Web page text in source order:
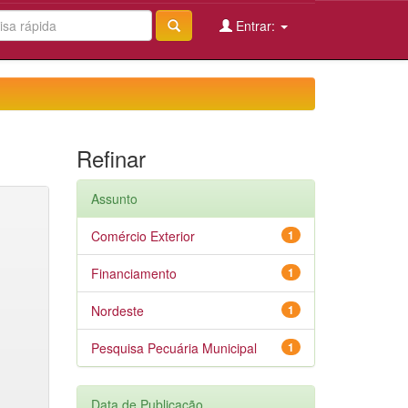
Entrar:
Refinar
Assunto
1
Comércio Exterior
1
Financiamento
1
Nordeste
1
Pesquisa Pecuária Municipal
Data de Publicação